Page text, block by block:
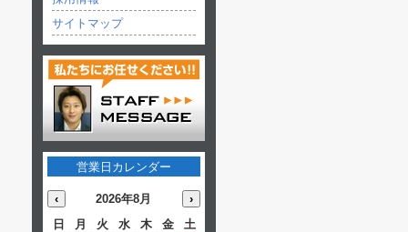
サイトマップ
営業日カレンダー
‹ 2026年8月
›
日
月 火 水 木 金
土